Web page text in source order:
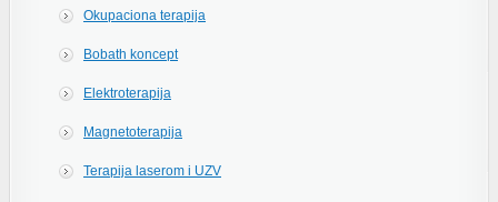
Okupaciona terapija
Bobath koncept
Elektroterapija
Magnetoterapija
Terapija laserom i UZV